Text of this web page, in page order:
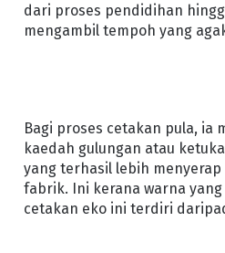
dari proses pendidihan
mengambil tempoh yang
Bagi proses cetakan pula, ia
kaedah gulungan atau
yang terhasil lebih
fabrik. Ini kerana warna
cetakan eko ini terdiri